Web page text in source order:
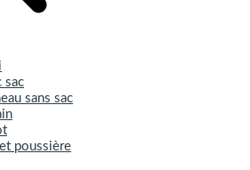
sac
sans sac
poussière